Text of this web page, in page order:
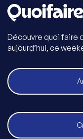
Découvre quoi faire
aujourd’hui, ce